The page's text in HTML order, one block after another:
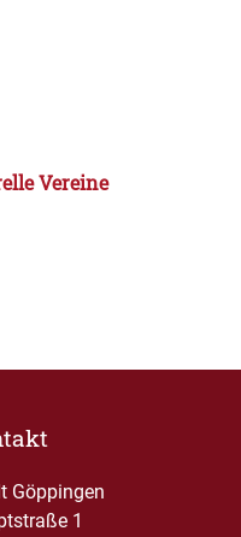
Vereine
Göppingen
1